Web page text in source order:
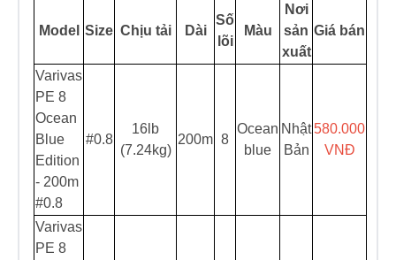
Model Size Chịu tải Dài
Số
lõi
Màu
Nơi
sản
xuất
Giá bán
Varivas
PE 8
Ocean
Blue
Edition
- 200m
#0.8
#0.8
16lb
(7.24kg)
200m 8
Ocean
blue
Nhật
Bản
580.000
VNĐ
Varivas
PE 8